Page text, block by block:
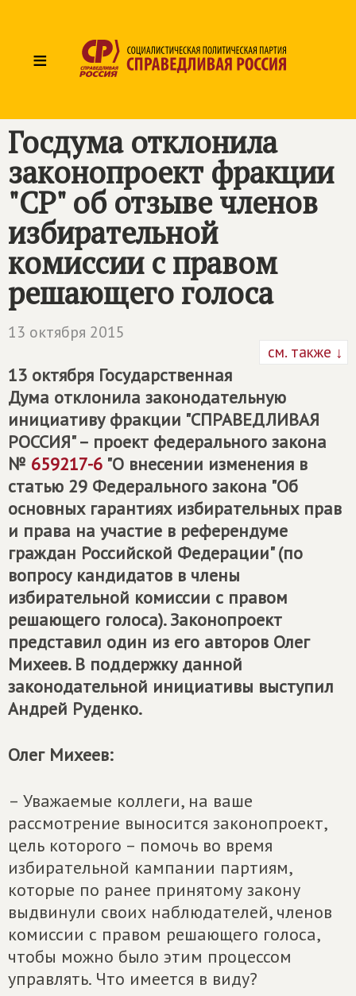
≡
Госдума отклонила
законопроект фракции
"СР" об отзыве членов
избирательной
комиссии с правом
решающего голоса
13 октября 2015
см. также ↓
13 октября Государственная
Дума отклонила законодательную
инициативу фракции "СПРАВЕДЛИВАЯ
РОССИЯ" – проект федерального закона
№ 659217-6 "О внесении изменения в
статью 29 Федерального закона "Об
основных гарантиях избирательных прав
и права на участие в референдуме
граждан Российской Федерации" (по
вопросу кандидатов в члены
избирательной комиссии с правом
решающего голоса). Законопроект
представил один из его авторов Олег
Михеев. В поддержку данной
законодательной инициативы выступил
Андрей Руденко.
Олег Михеев:
– Уважаемые коллеги, на ваше
рассмотрение выносится законопроект,
цель которого – помочь во время
избирательной кампании партиям,
которые по ранее принятому закону
выдвинули своих наблюдателей, членов
комиссии с правом решающего голоса,
чтобы можно было этим процессом
управлять. Что имеется в виду?